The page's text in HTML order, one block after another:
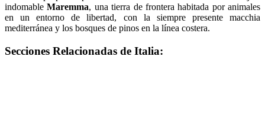
indomableMaremma, una tierra de frontera habitada por animales
en un entorno de libertad, con la siempre presente macchia
mediterránea y los bosques de pinos en la línea costera.
Secciones Relacionadas de Italia: